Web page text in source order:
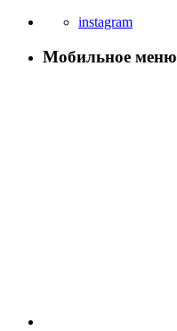
instagram
Мобильное меню